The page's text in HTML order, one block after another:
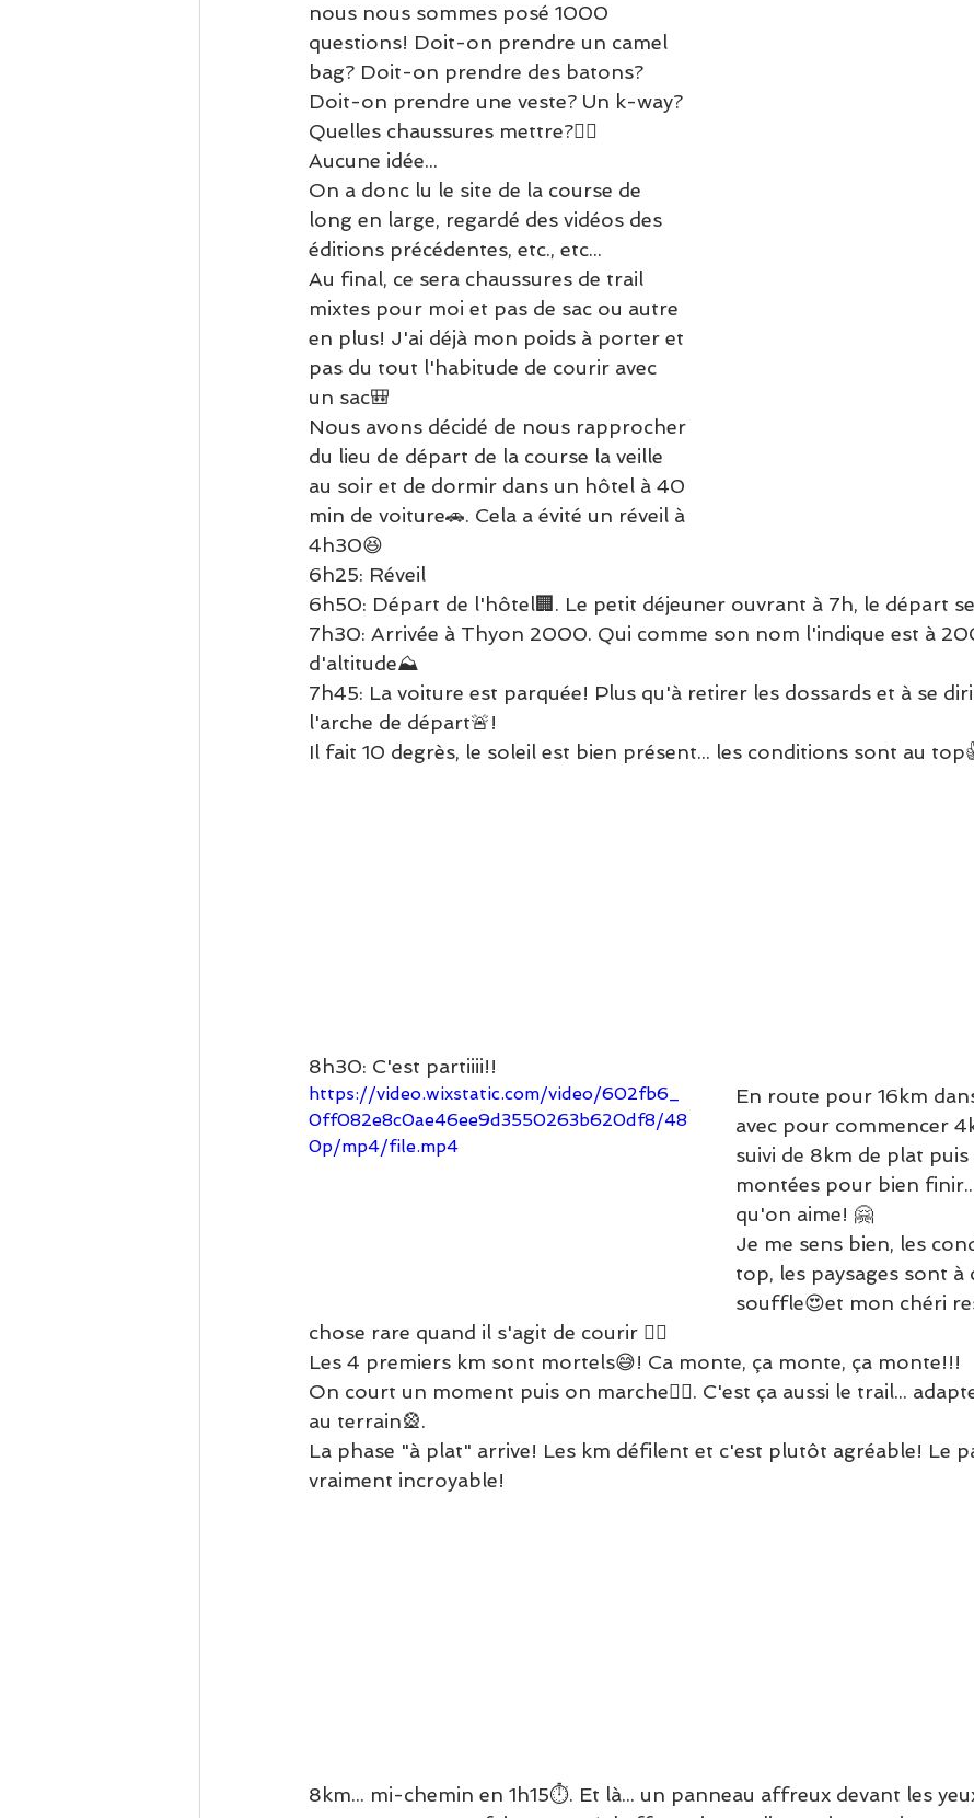
nous nous sommes posé 1000
questions! Doit-on prendre un camel
bag? Doit-on prendre des batons?
Doit-on prendre une veste? Un k-way?
Quelles chaussures mettre?🤷‍♀
Aucune idée...
On a donc lu le site de la course de
long en large, regardé des vidéos des
éditions précédentes, etc., etc...
Au final, ce sera chaussures de trail
mixtes pour moi et pas de sac ou autre
en plus! J'ai déjà mon poids à porter et
pas du tout l'habitude de courir avec
un sac🎒
Nous avons décidé de nous rapprocher
du lieu de départ de la course la veille
au soir et de dormir dans un hôtel à 40
min de voiture🚗. Cela a évité un réveil à
4h30😆
6h25: Réveil
6h50: Départ de l'hôtel🏢. Le petit déjeuner ouvrant à 7h, le départ
7h30: Arrivée à Thyon 2000. Qui comme son nom l'indique est à
d'altitude⛰
7h45: La voiture est parquée! Plus qu'à retirer les dossards et à se
l'arche de départ🚨!
Il fait 10 degrès, le soleil est bien présent... les conditions sont au
8h30: C'est partiiii!!
https://video.wixstatic.com/video/602fb6_
0ff082e8c0ae46ee9d3550263b620df8/48
0p/mp4/file.mp4
En route pour 16km
avec pour commencer
suivi de 8km de plat
montées pour bien
qu'on aime! 🤗
Je me sens bien, les
top, les paysages sont à
souffle😍et mon chéri
chose rare quand il s'agit de courir 🏃‍♂
Les 4 premiers km sont mortels😅! Ca monte, ça monte, ça monte!!!
On court un moment puis on marche🚶‍♀. C'est ça aussi le trail...
au terrain🎡.
La phase "à plat" arrive! Les km défilent et c'est plutôt agréable! Le
vraiment incroyable!
8km... mi-chemin en 1h15⏱. Et là... un panneau affreux devant les